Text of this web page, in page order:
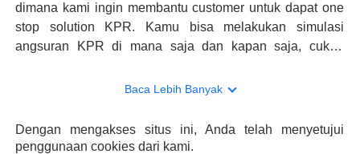
dimana kami ingin membantu customer untuk dapat one
stop solution KPR. Kamu bisa melakukan simulasi
angsuran KPR di mana saja dan kapan saja, cukup
konsultasi mengenai KPR, maka ada layanan live chat
memberikan keuntungan yang berlipat, persyaratan
pengajuan KPR BCA juga sangat mudah, kamu bisa cek
Baca Lebih Banyak
Dengan mengakses situs ini, Anda telah menyetujui
penggunaan cookies dari kami.